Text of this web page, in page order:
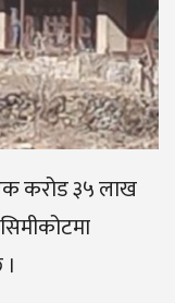
करोड ३५ लाख